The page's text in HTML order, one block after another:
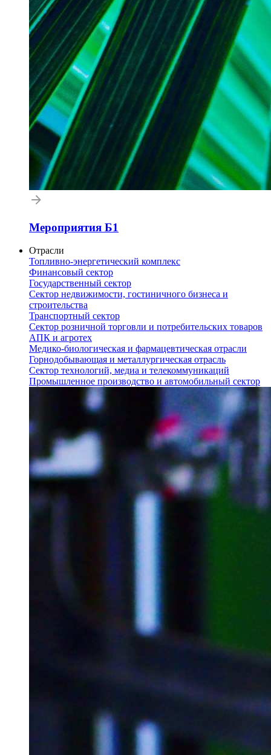
Мероприятия Б1
Отрасли
Топливно-энергетический комплекс
Финансовый сектор
Государственный сектор
Сектор недвижимости, гостиничного бизнеса и
строительства
Транспортный сектор
Сектор розничной торговли и потребительских товаров
АПК и агротех
Медико-биологическая и фармацевтическая отрасли
Горнодобывающая и металлургическая отрасль
Сектор технологий, медиа и телекоммуникаций
Промышленное производство и автомобильный сектор